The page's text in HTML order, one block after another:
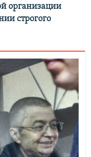
организации
строгого